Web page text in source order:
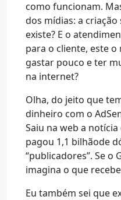
como funcionam.
dos mídias: a
existe? E o
para o cliente, este
gastar pouco e ter
na internet?
Olha, do jeito que
dinheiro com o
Saiu na web a
pagou 1,1 bilhãode
“publicadores”. Se o
imagina o que
Eu também sei que